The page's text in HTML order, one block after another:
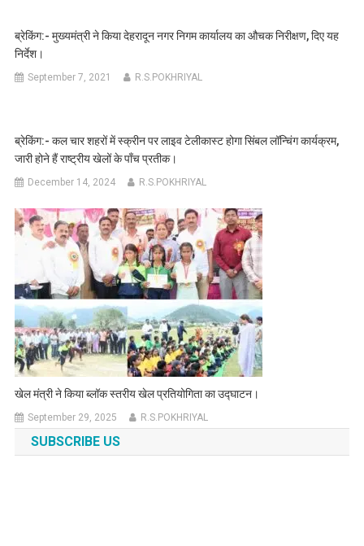
ब्रेकिंग:- मुख्यमंत्री ने किया देहरादून नगर निगम कार्यालय का औचक निरीक्षण, दिए यह
निर्देश।
September 7, 2021 R.S.POKHRIYAL
ब्रेकिंग:- कल चार शहरों में स्क्रीन पर लाइव टेलीकास्ट होगा सिंबल लॉन्चिंग कार्यक्रम,
जारी होने हैं राष्ट्रीय खेलों के पाँच प्रतीक।
December 14, 2024 R.S.POKHRIYAL
खेल मंत्री ने किया ब्लॉक स्तरीय खेल प्रतियोगिता का उद्घाटन।
September 29, 2025 R.S.POKHRIYAL
SUBSCRIBE US